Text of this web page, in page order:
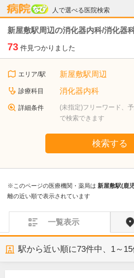
人で選べる医院検索
病院なび
新屋敷駅周辺の消化器内科/消化器
73 件見つかりました
エリア/駅 新屋敷駅周辺
診療科目 消化器内科
詳細条件
(未指定)フリーワード、
で検索できます
検索する
※このページの医療機関・薬局は 新屋敷駅(鹿
離の近い順で表示されています
一覧表示
駅から近い順に73件中、 1～